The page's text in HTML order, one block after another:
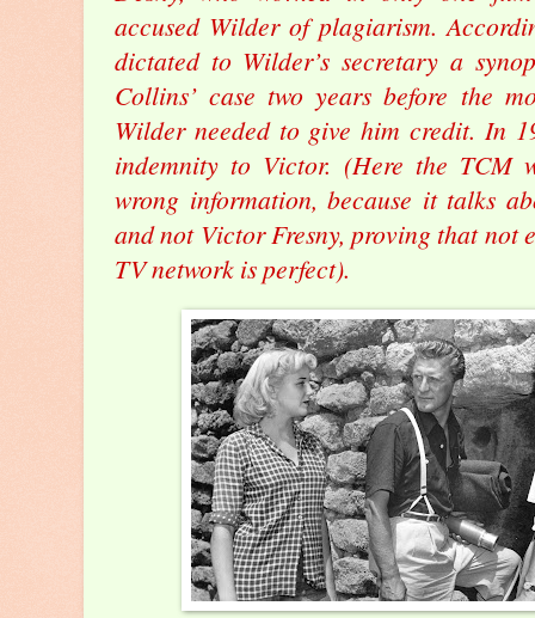
accused Wilder of plagiarism.
dictated to Wilder’s secretary a
Collins’ case two years before the
Wilder needed to give him credit. In
indemnity to Victor. (Here the TCM
wrong information, because it talks
and not Victor Fresny, proving that not
TV network is perfect).